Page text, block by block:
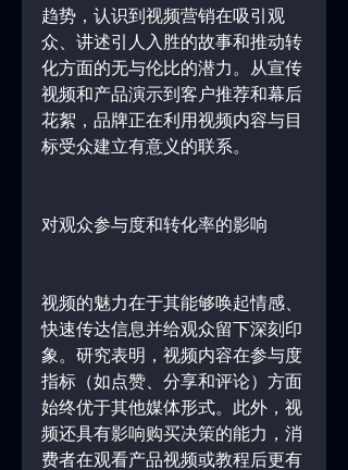
趋势，认识到视频营销在吸引观
众、讲述引人入胜的故事和推动转
化方面的无与伦比的潜力。从宣传
视频和产品演示到客户推荐和幕后
花絮，品牌正在利用视频内容与目
标受众建立有意义的联系。
对观众参与度和转化率的影响
视频的魅力在于其能够唤起情感、
快速传达信息并给观众留下深刻印
象。研究表明，视频内容在参与度
指标（如点赞、分享和评论）方面
始终优于其他媒体形式。此外，视
频还具有影响购买决策的能力，消
费者在观看产品视频或教程后更有